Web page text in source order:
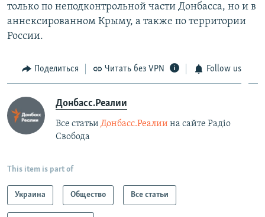
только по неподконтрольной части Донбасса, но и в
аннексированном Крыму, а также по территории
России.
Поделиться Читать без VPN Follow us
Донбасс.Реалии
Все статьи Донбасс.Реалии на сайте Радіо
Свобода
This item is part of
Украина Общество Все статьи